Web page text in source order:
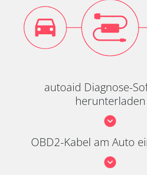
autoaid Diagnose-
herunterladen
OBD2-Kabel am Auto